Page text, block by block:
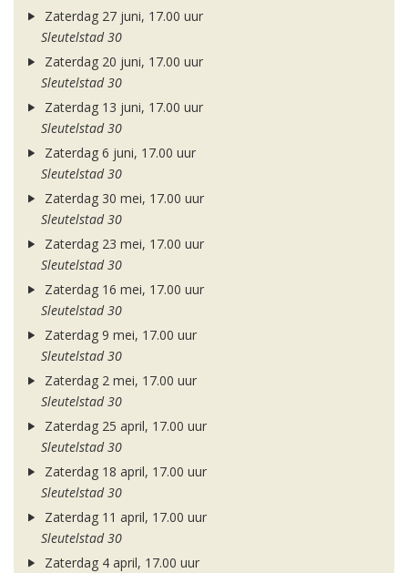
Zaterdag 27 juni, 17.00 uur
Sleutelstad 30
Zaterdag 20 juni, 17.00 uur
Sleutelstad 30
Zaterdag 13 juni, 17.00 uur
Sleutelstad 30
Zaterdag 6 juni, 17.00 uur
Sleutelstad 30
Zaterdag 30 mei, 17.00 uur
Sleutelstad 30
Zaterdag 23 mei, 17.00 uur
Sleutelstad 30
Zaterdag 16 mei, 17.00 uur
Sleutelstad 30
Zaterdag 9 mei, 17.00 uur
Sleutelstad 30
Zaterdag 2 mei, 17.00 uur
Sleutelstad 30
Zaterdag 25 april, 17.00 uur
Sleutelstad 30
Zaterdag 18 april, 17.00 uur
Sleutelstad 30
Zaterdag 11 april, 17.00 uur
Sleutelstad 30
Zaterdag 4 april, 17.00 uur